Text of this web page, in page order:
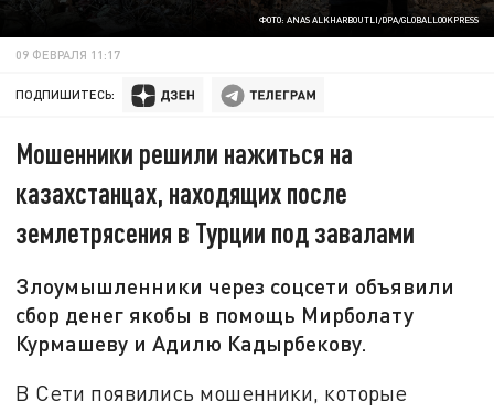
ФОТО: ANAS ALKHARBOUTLI/DPA/GLOBALLOOKPRESS
09 ФЕВРАЛЯ 11:17
ПОДПИШИТЕСЬ:
Мошенники решили нажиться на
казахстанцах, находящих после
землетрясения в Турции под завалами
Злоумышленники через соцсети объявили
сбор денег якобы в помощь Мирболату
Курмашеву и Адилю Кадырбекову.
В Сети появились мошенники, которые